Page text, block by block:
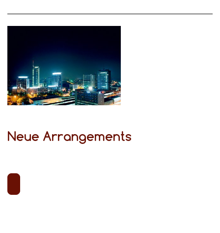
Neue Arrangements